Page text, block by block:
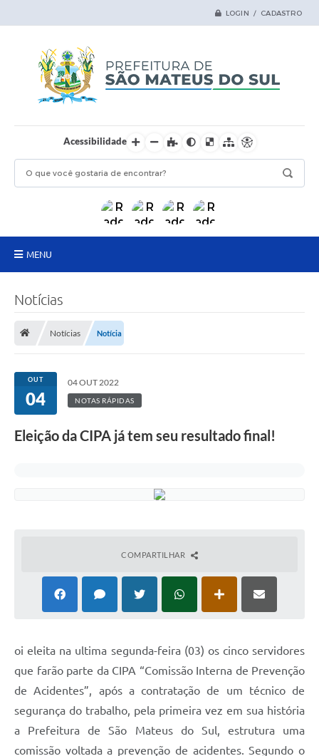
LOGIN / CADASTRO
Acessibilidade
MENU
Transparência
Secretarias
PSS Unificado 2025
Chamamento Público para Artistas Locais
Projeto Nascente Viva
Agência do Trabalhador
Notícias
Notícias Notícia
OUT
04
04 OUT 2022
NOTAS RÁPIDAS
Eleição da CIPA já tem seu resultado final!
COMPARTILHAR
oi eleita na ultima segunda-feira (03) os cinco servidores
que farão parte da CIPA “Comissão Interna de Prevenção
de Acidentes”, após a contratação de um técnico de
segurança do trabalho, pela primeira vez em sua história
a Prefeitura de São Mateus do Sul, estrutura uma
comissão voltada a prevenção de acidentes. Segundo o